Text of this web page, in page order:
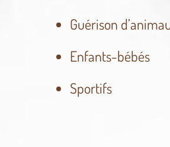
Guérison
Enfants-bébés
Sportifs